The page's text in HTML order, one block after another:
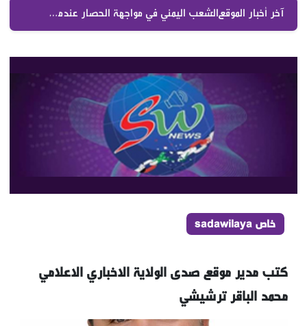
آخر أخبار الموقع : الشعب اليمني في مواجهة الحصار عندما تتحول لقمة العيش إلى أداة ضغط سياسي
خاص sadawilaya
كتب مدير موقع صدى الولاية الاخباري الاعلامي
محمد الباقر ترشيشي